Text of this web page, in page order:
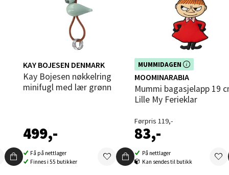
KAY BOJESEN DENMARK
Kay Bojesen nøkkelring
minifugl med lær grønn
499,-
Få på nettlager
Finnes i 55 butikker
MUMMIDAGEN
Dette produktet er inkludert i vår
kampanje. Benytt deg av rabatten i
dag!
MOOMINARABIA
Mummi bagasjelapp 19 cm
Lille My Ferieklar
Førpris 119,-
83,-
På nettlager
Kan sendes til butikk
- Thon Senter Sandvika
7, 1338 Sandvika
12, 5353 Straume
dag 10-18